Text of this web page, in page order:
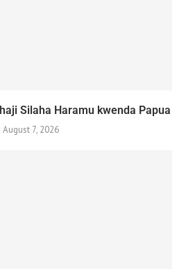
Silaha Haramu kwenda Papua
August 7, 2026